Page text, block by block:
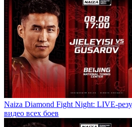
Naiza Diamond Fight Night: LIVE-
видео всех боев